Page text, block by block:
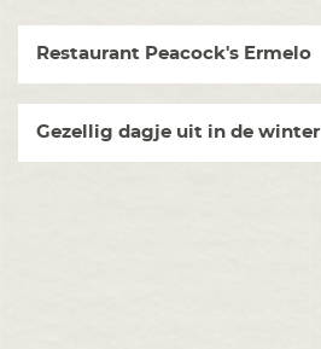
Restaurant Peacock's Ermelo
Gezellig dagje uit in de winter